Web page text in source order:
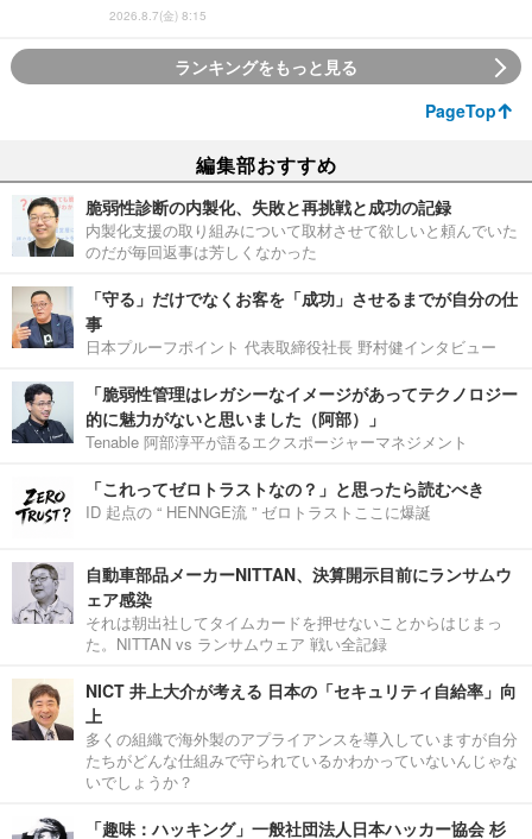
2026.8.7(金) 8:15
ランキングをもっと見る
PageTop
編集部おすすめ
脆弱性診断の内製化、失敗と再挑戦と成功の記録
内製化支援の取り組みについて取材させて欲しいと頼んでいた
のだが毎回返事は芳しくなかった
「守る」だけでなくお客を「成功」させるまでが自分の仕
事
日本プルーフポイント 代表取締役社長 野村健インタビュー
「脆弱性管理はレガシーなイメージがあってテクノロジー
的に魅力がないと思いました（阿部）」
Tenable 阿部淳平が語るエクスポージャーマネジメント
「これってゼロトラストなの？」と思ったら読むべき
ID 起点の “ HENNGE流 ” ゼロトラストここに爆誕
自動車部品メーカーNITTAN、決算開示目前にランサムウ
ェア感染
それは朝出社してタイムカードを押せないことからはじまっ
た。NITTAN vs ランサムウェア 戦い全記録
NICT 井上大介が考える 日本の「セキュリティ自給率」向
上
多くの組織で海外製のアプライアンスを導入していますが自分
たちがどんな仕組みで守られているかわかっていないんじゃな
いでしょうか？
「趣味：ハッキング」一般社団法人日本ハッカー協会 杉